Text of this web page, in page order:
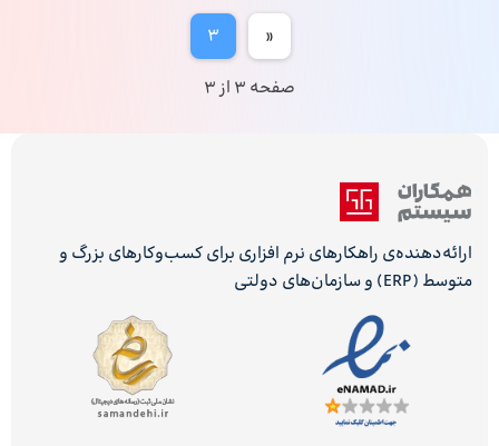
«
3
صفحه 3 از 3
ارائه‌دهنده‌ی راهکارهای نرم افزاری برای کسب‌وکارهای بزرگ و
متوسط (ERP) و سازمان‌های دولتی